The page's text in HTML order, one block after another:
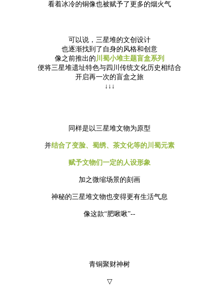
看着冰冷的铜像也被赋予了更多的烟火气
可以说，三星堆的文创设计
也逐渐找到了自身的风格和创意
像之前推出的 川蜀小堆主题盲盒系列
便将三星堆遗址特色与四川传统文化历史相结合
开启再一次的盲盒之旅
↓↓↓
同样是以三星堆文物为原型
并结合了变脸、蜀绣、茶文化等的川蜀元素
赋予文物们一定的人设形象
加之微缩场景的刻画
神秘的三星堆文物也变得更有生活气息
像这款“肥啾啾”--
青铜聚财神树
▽